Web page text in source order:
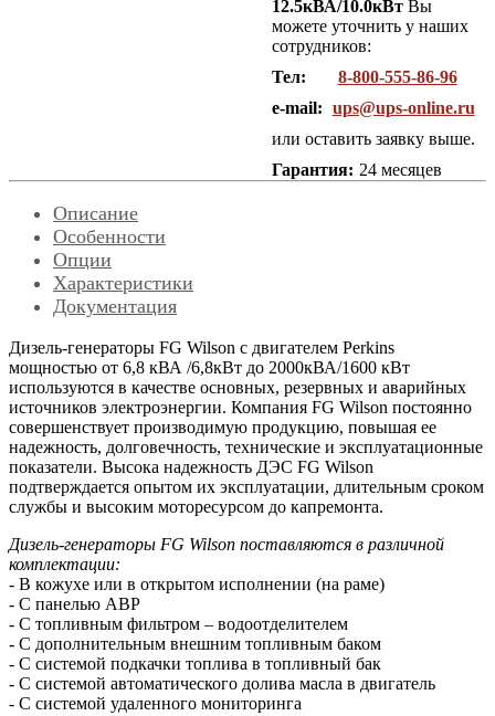
12.5кВА/10.0кВт Вы
можете уточнить у наших
сотрудников:
Тел:
8-800-555-86-96
e-mail: ups@ups-online.ru
или оставить заявку выше.
Гарантия: 24 месяцев
Описание
Особенности
Опции
Характеристики
Документация
Дизель-генераторы FG Wilson с двигателем Perkins
мощностью от 6,8 кВА /6,8кВт до 2000кВА/1600 кВт
используются в качестве основных, резервных и аварийных
источников электроэнергии. Компания FG Wilson постоянно
совершенствует производимую продукцию, повышая ее
надежность, долговечность, технические и эксплуатационные
показатели. Высока надежность ДЭС FG Wilson
подтверждается опытом их эксплуатации, длительным сроком
службы и высоким моторесурсом до капремонта.
Дизель-генераторы FG Wilson поставляются в различной
комплектации:
- В кожухе или в открытом исполнении (на раме)
- С панелью АВР
- С топливным фильтром – водоотделителем
- С дополнительным внешним топливным баком
- С системой подкачки топлива в топливный бак
- С системой автоматического долива масла в двигатель
- С системой удаленного мониторинга